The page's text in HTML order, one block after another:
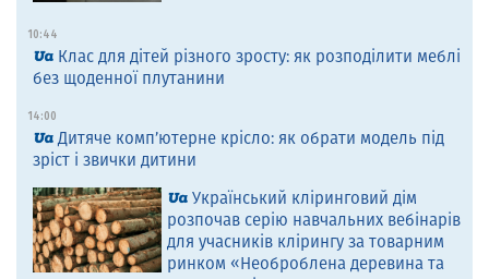
10:44
Клас для дітей різного зросту: як розподілити меблі
без щоденної плутанини
14:00
Дитяче комп’ютерне крісло: як обрати модель під
зріст і звички дитини
Український кліринговий дім
розпочав серію навчальних вебінарів
для учасників клірингу за товарним
ринком «Необроблена деревина та